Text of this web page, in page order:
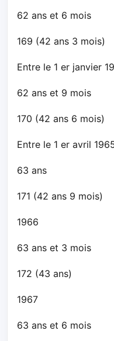
62 ans et 6 mois
169 (42 ans 3 mois)
Entre le 1 er janvier
62 ans et 9 mois
170 (42 ans 6 mois)
Entre le 1 er avril
63 ans
171 (42 ans 9 mois)
1966
63 ans et 3 mois
172 (43 ans)
1967
63 ans et 6 mois